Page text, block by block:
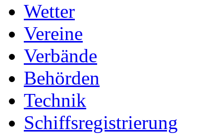
Wetter
Vereine
Verbände
Behörden
Technik
Schiffsregistrierung